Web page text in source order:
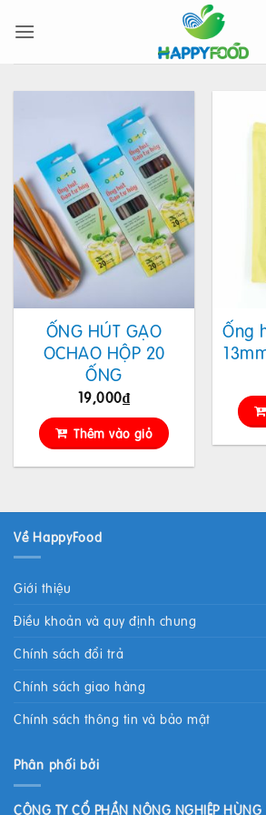
qua
ỐNG HÚT GẠO
OCHAO HỘP 20
ỐNG
19,000₫
Thêm vào giỏ
Ống
Về HappyFood
Giới thiệu
Điều khoản và quy định chung
Chính sách đổi trả
Chính sách giao hàng
Chính sách thông tin và bảo mật
Phân phối bởi
CÔNG TY CỔ PHẦN NÔNG NGHIỆP